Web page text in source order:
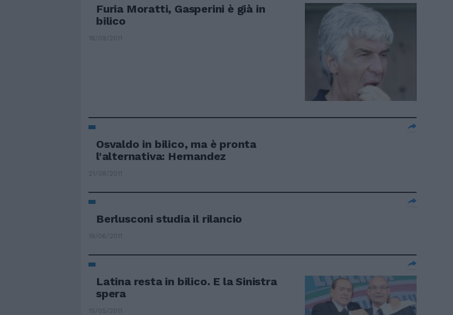
Furia Moratti, Gasperini è già in
bilico
18/09/2011
Osvaldo in bilico, ma è pronta
l'alternativa: Hernandez
21/08/2011
Berlusconi studia il rilancio
19/06/2011
Latina resta in bilico. E la Sinistra
spera
15/05/2011